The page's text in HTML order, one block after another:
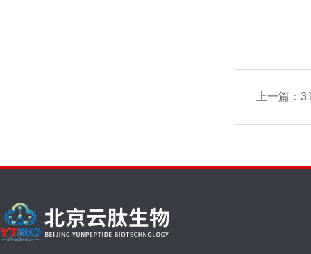
上一篇：